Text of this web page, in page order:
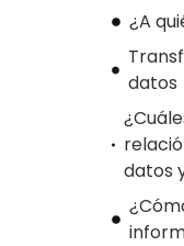
¿A
datos
datos